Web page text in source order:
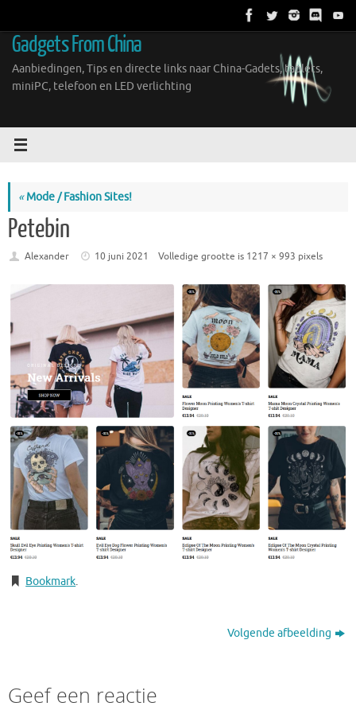
inhoud
Gadgets From China
Aanbiedingen, Tips en directe links naar China-Gadets, tablets,
miniPC, telefoon en LED verlichting
«Mode / Fashion Sites!
Petebin
Alexander 10 juni 2021 Volledige grootte is 1217 × 993 pixels
Bookmark.
Volgende afbeelding
Geef een reactie